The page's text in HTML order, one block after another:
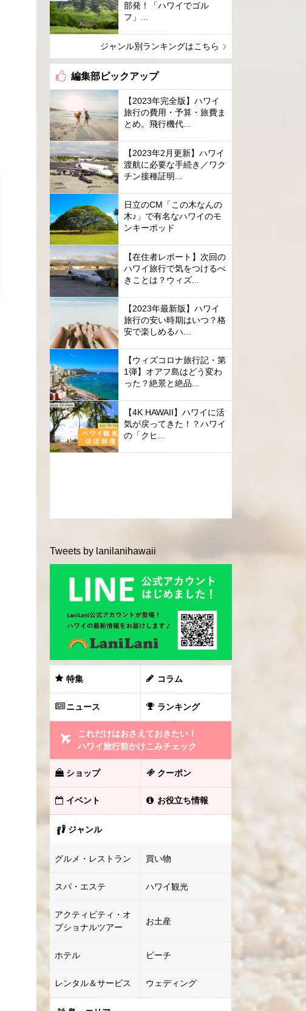
部発！「ハワイでゴル
フ」...
ジャンル別ランキングはこちら
編集部ピックアップ
【2023年完全版】ハワイ
旅行の費用・予算・旅費ま
とめ。飛行機代...
【2023年2月更新】ハワイ
渡航に必要な手続き／ワク
チン接種証明...
日立のCM「この木なんの
木♪」で有名なハワイのモ
ンキーポッド
【在住者レポート】次回の
ハワイ旅行で気をつけるべ
きことは？ウィズ...
【2023年最新版】ハワイ
旅行の安い時期はいつ？格
安で楽しめるハ...
【ウィズコロナ旅行記・第
1弾】オアフ島はどう変わ
った？絶景と絶品...
【4K HAWAII】ハワイに活
気が戻ってきた！？ハワイ
の「クヒ...
Tweets by lanilanihawaii
特集 コラム
ニュース ランキング
これだけはおさえておきたい！
ハワイ旅行前かけこみチェック
ショップ クーポン
イベント お役立ち情報
ジャンル
グルメ・レストラン 買い物
スパ・エステ ハワイ観光
アクティビティ・オ
プショナルツアー
お土産
ホテル ビーチ
レンタル＆サービス ウェディング